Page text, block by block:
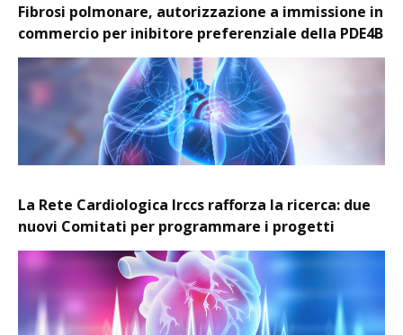
Fibrosi polmonare, autorizzazione a immissione in
commercio per inibitore preferenziale della PDE4B
La Rete Cardiologica Irccs rafforza la ricerca: due
nuovi Comitati per programmare i progetti